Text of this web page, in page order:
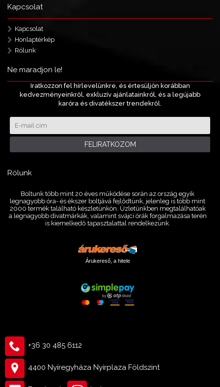
Kapcsolat
Kapcsolat
Honlaptérkép
Rólunk
Ne maradjon le!
Iratkozzon fel hírlevelünkre, és értesüljön korábban
kedvezményeinkről, exkluzív ajánlatainkról, és a legújabb
karóra és divatékszer trendekről.
FELIRATKOZOM
Rólunk
Boltunk több mint 20 éves működése során az ország egyik
legnagyobb óra- és ékszer boltjává fejlődtünk, jelenleg is több mint
2000 termék található készletünkön. Üzletünkben megtalálhatóak
a legnagyobb divatmárkák, valamint svájci órák forgalmazása terén
is kiemelkedő tapasztalattal rendelkezünk.
Árukereső, a hitele
+36 30 485 6112
4400 Nyíregyháza Nyírplaza Földszint